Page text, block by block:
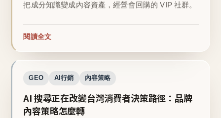
把成分知識變成內容資產，經營會回購的 VIP 社群。
閱讀全文
GEO AI行銷 內容策略
AI 搜尋正在改變台灣消費者決策路徑：品牌
內容策略怎麼轉